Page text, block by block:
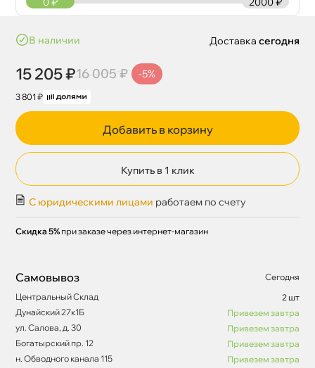
наличии
15 205 ₽16 005 ₽ -5%
3 801 ₽
Доставка сегодня
Добавить в корзину
Купить в 1 клик
С юридическими лицами работаем по счету
Скидка 5% при заказе через интернет-магазин
Самовывоз
Сегодня
Центральный Склад
2 шт
Дунайский 27к1Б
Привезем завтра
ул. Салова, д. 30
Привезем завтра
Богатырский пр. 12
Привезем завтра
н. Обводного канала 115
Привезем завтра